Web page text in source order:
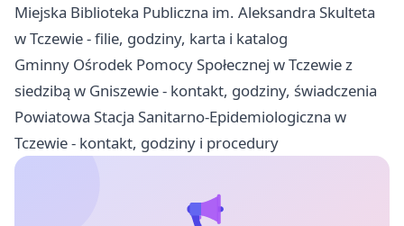
Miejska Biblioteka Publiczna im. Aleksandra Skulteta
w Tczewie - filie, godziny, karta i katalog
Gminny Ośrodek Pomocy Społecznej w Tczewie z
siedzibą w Gniszewie - kontakt, godziny, świadczenia
Powiatowa Stacja Sanitarno-Epidemiologiczna w
Tczewie - kontakt, godziny i procedury